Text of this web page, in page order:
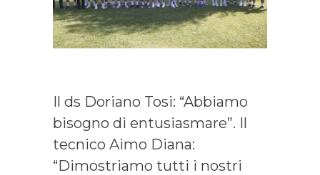
Il ds Doriano Tosi: “Abbiamo
bisogno di entusiasmare”. Il
tecnico Aimo Diana:
“Dimostriamo tutti i nostri